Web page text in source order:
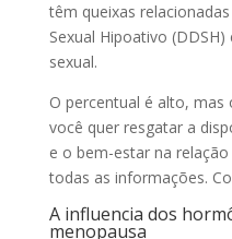
têm queixas
Sexual Hipoativo
sexual.
O percentual é alto, mas
você quer resgatar a
e o bem-estar na
todas as informações.
A influencia dos
menopausa